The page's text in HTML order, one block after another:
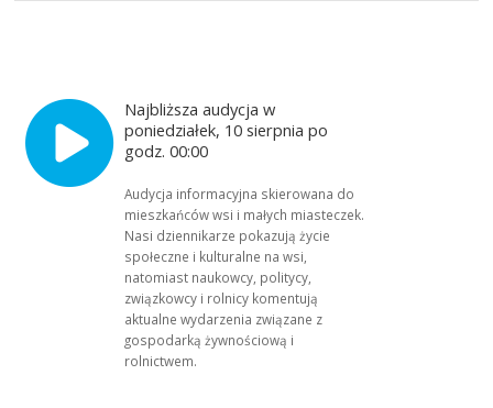
Najbliższa audycja w
poniedziałek, 10 sierpnia po
godz. 00:00
Audycja informacyjna skierowana do
mieszkańców wsi i małych miasteczek.
Nasi dziennikarze pokazują życie
społeczne i kulturalne na wsi,
natomiast naukowcy, politycy,
związkowcy i rolnicy komentują
aktualne wydarzenia związane z
gospodarką żywnościową i
rolnictwem.